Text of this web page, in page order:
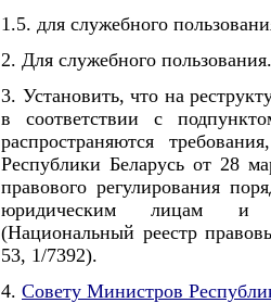
1.5. для служебного
2. Для служебного пользования.
3. Установить, что на
в соответствии с
распространяются
Республики Беларусь от 28
правового регулирования
юридическим лицам и
(Национальный реестр
53, 1/7392).
4. Совету Министров